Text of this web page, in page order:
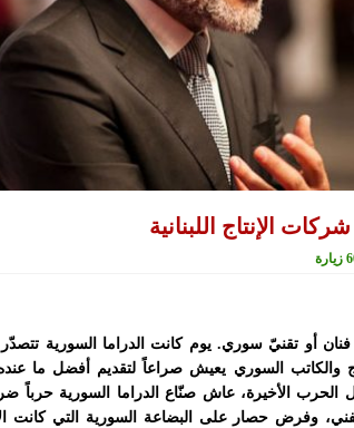
الإنتاج اللبنانية
أو تقنيّ سوري. يوم كانت الدراما السورية
والكاتب السوري يعيش صراعاً لتقديم أفضل ما
الحرب الأخيرة، عاش صنّاع الدراما السورية حرباً
وفرض حصار على البضاعة السورية التي كانت